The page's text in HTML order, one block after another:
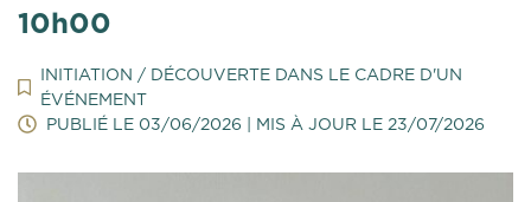
10h00
INITIATION / DÉCOUVERTE DANS LE CADRE D'UN
ÉVÉNEMENT
PUBLIÉ LE 03/06/2026 | MIS À JOUR LE 23/07/2026